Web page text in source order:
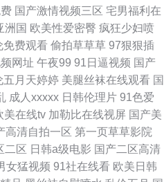
国产激情视频三区 宅男福利在
洲国 欧美性爱密臀 疯狂少妇喷
免费观看 偷拍草草草 97狠狠插
网址 午夜99 91日逼视频 国产
五月天婷婷 美腿丝袜在线观看 国
成人xxxxx 日韩伦理片 91色爱
美在线tv 加勒比在线视屏 国产美
高清自拍一区 第一页草草影院
二区 日韩a级电影 国产二区高清
女猛视频 91社在线看 欧美日韩